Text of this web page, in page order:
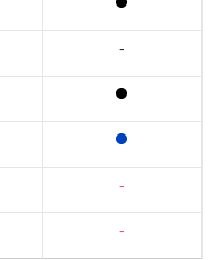
-
-
-